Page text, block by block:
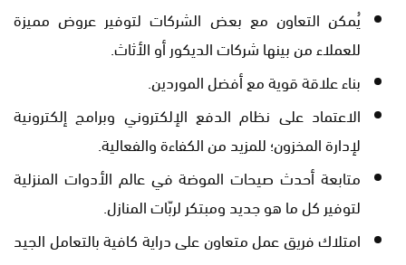
يُمكن التعاون مع بعض الشركات لتوفير عروض مميزة
للعملاء من بينها شركات الديكور أو الأثاث.
بناء علاقة قوية مع أفضل الموردين.
الاعتماد على نظام الدفع الإلكتروني وبرامج إلكترونية
لإدارة المخزون؛ للمزيد من الكفاءة والفعالية.
متابعة أحدث صيحات الموضة في عالم الأدوات المنزلية
لتوفير كل ما هو جديد ومبتكر لربّات المنازل.
امتلاك فريق عمل متعاون على دراية كافية بالتعامل الجيد